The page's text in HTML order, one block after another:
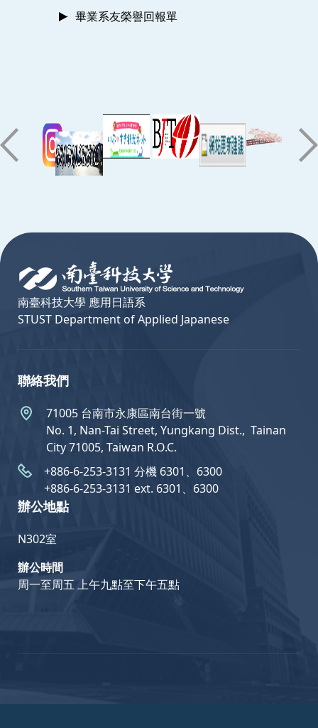
畢業系友榮譽回報單
南臺科技大學 應用日語系
STUST Department of Applied Japanese
聯絡我們
71005 台南市永康區南台街一號
No. 1, Nan-Tai Street, Yungkang Dist.,  Tainan
City 71005, Taiwan R.O.C.
+886-6-253-3131 分機 6301、6300
+886-6-253-3131 ext. 6301、6300
辦公地點
N302室
辦公時間
周一至周五 上午九點至下午五點